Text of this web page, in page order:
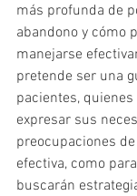
más profunda de
abandono y cómo
manejarse
pretende ser una
pacientes,
expresar sus
preocupaciones
efectiva, como
buscarán